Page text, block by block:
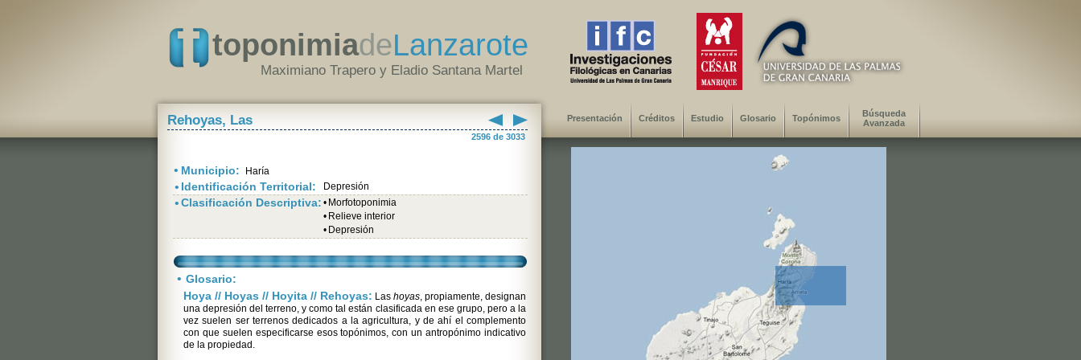
toponimiadeLanzarote
Maximiano Trapero y Eladio Santana Martel
Rehoyas, Las
2596 de 3033
• Municipio: Haría
• Identificación Territorial: Depresión
•Clasificación Descriptiva: • Morfotoponimia
• Relieve interior
• Depresión
• Glosario:
Hoya // Hoyas // Hoyita // Rehoyas: Las hoyas, propiamente, designan
una depresión del terreno, y como tal están clasificada en ese grupo, pero a la
vez suelen ser terrenos dedicados a la agricultura, y de ahí el complemento
con que suelen especificarse esos topónimos, con un antropónimo indicativo
de la propiedad.
Presentación Créditos Estudio Glosario Topónimos
Búsqueda
Avanzada